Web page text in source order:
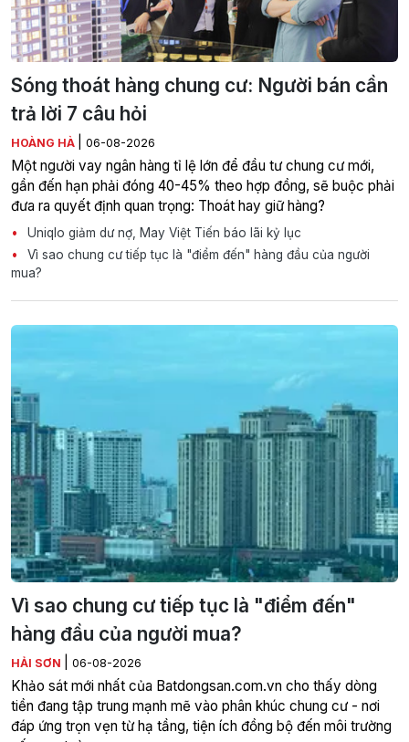
Sóng thoát hàng chung cư: Người bán cần
trả lời 7 câu hỏi
HOÀNG HÀ 06-08-2026
Một người vay ngân hàng tỉ lệ lớn để đầu tư chung cư mới,
gần đến hạn phải đóng 40-45% theo hợp đồng, sẽ buộc phải
đưa ra quyết định quan trọng: Thoát hay giữ hàng?
Uniqlo giảm dư nợ, May Việt Tiến báo lãi kỷ lục
Vì sao chung cư tiếp tục là "điểm đến" hàng đầu của người
mua?
Vì sao chung cư tiếp tục là "điểm đến"
hàng đầu của người mua?
HẢI SƠN 06-08-2026
Khảo sát mới nhất của Batdongsan.com.vn cho thấy dòng
tiền đang tập trung mạnh mẽ vào phân khúc chung cư - nơi
đáp ứng trọn vẹn từ hạ tầng, tiện ích đồng bộ đến môi trường